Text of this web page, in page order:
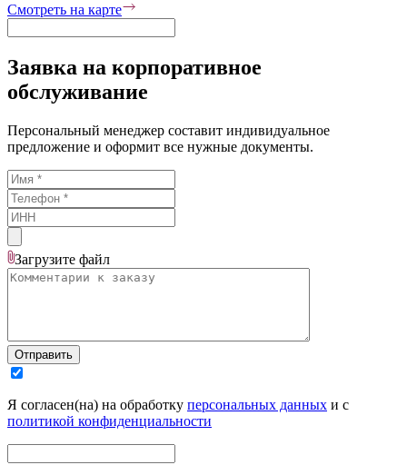
Смотреть на карте
Заявка на корпоративное
обслуживание
Персональный менеджер составит индивидуальное
предложение и оформит все нужные документы.
Загрузите файл
Отправить
Я согласен(на) на обработку персональных данных и с
политикой конфиденциальности